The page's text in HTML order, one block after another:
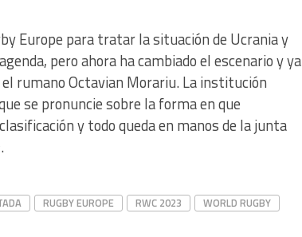
Europe para tratar la situación de Ucrania y
pero ahora ha cambiado el escenario y ya
rumano Octavian Morariu. La institución
se pronuncie sobre la forma en que
y todo queda en manos de la junta
RUGBY EUROPE RWC 2023 WORLD RUGBY